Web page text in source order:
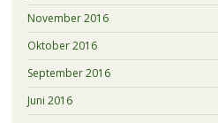
November 2016
Oktober 2016
September 2016
Juni 2016